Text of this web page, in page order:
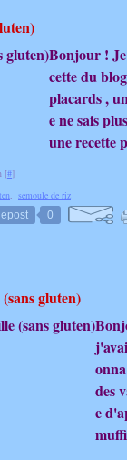
Bonjour !
cette du
placards ,
e ne sais
une recette
[#]
, semoule de riz
0
gluten)
des
e